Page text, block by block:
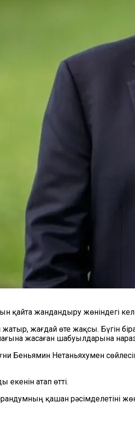
жандандыру жөніндегі
жатыр, жағдай өте жақсы. Бүгін
жасаған шабуылдарына
Беньямин Нетаньяхумен
атап өтті.
қашан рәсімделетіні